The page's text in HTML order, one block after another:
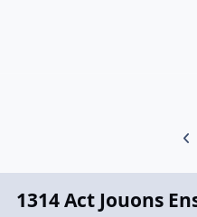
1314 Act Jouons